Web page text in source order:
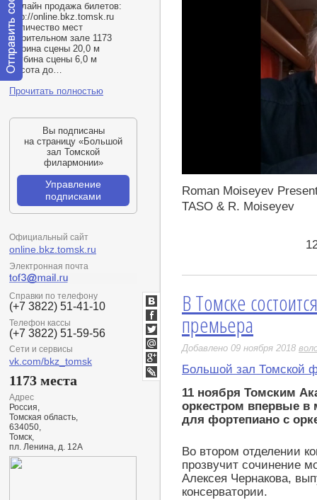
Онлайн продажа билетов:
http://online.bkz.tomsk.ru
Количество мест
в зрительном зале 1173
ширина сцены 20,0 м
глубина сцены 6,0 м
высота до…
Прочитать полностью
Вы подписаны
на страницу «Большой
зал Томской
филармонии»
Управление
подписками
Официальный сайт
online.bkz.tomsk.ru
Электронная почта
Справки по телефону
(+7 3822) 51-41-10
Телефон кассы
(+7 3822) 51-59-56
Сети и сервисы
vk.com/bkz_tomsk
1173 места
Адрес
Россия,
Томская область,
634050,
Томск,
пл. Ленина, д. 12А
Roman Moiseyev
TASO & R. Moiseyev
В Томске
премьера
Добавлено 09 ноября 2018
Большой зал Томской
11 ноября Томским
оркестром впервые в
для фортепиано с
Во втором отделении
прозвучит сочинение
Алексея Чернакова,
консерватории.
ВКонтакте
Facebook
Twitter
Мой
Мир
Google+
LiveJournal
Отправить
сообщение